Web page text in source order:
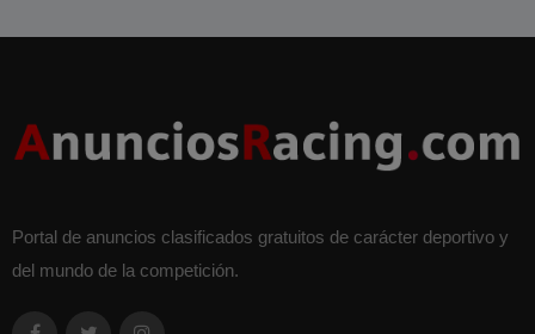
Portal de anuncios clasificados gratuitos de carácter deportivo y
del mundo de la competición.